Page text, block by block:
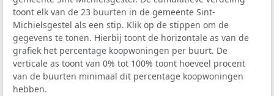
toont elk van de 23 buurten in de gemeente Sint-
Michielsgestel als een stip. Klik op de stippen om de
gegevens te tonen. Hierbij toont de horizontale as van de
grafiek het percentage koopwoningen per buurt. De
verticale as toont van 0% tot 100% toont hoeveel procent
van de buurten minimaal dit percentage koopwoningen
hebben.